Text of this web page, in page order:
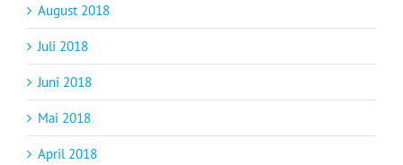
August 2018
Juli 2018
Juni 2018
Mai 2018
April 2018